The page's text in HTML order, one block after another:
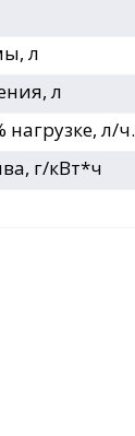
л
л
нагрузке, л/ч.
г/кВт*ч